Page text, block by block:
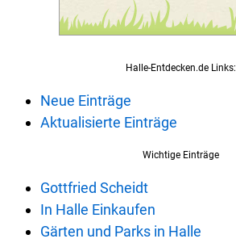
Halle-Entdecken.de Links:
Neue Einträge
Aktualisierte Einträge
Wichtige Einträge
Gottfried Scheidt
In Halle Einkaufen
Gärten und Parks in Halle